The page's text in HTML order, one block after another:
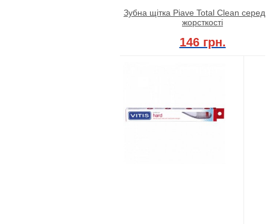
Зубна щітка Piave Total Clean
жорсткості
146 грн.